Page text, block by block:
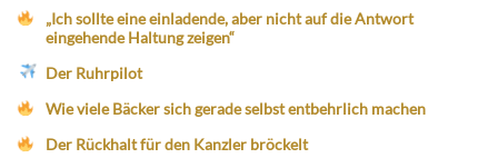
„Ich sollte eine einladende, aber nicht auf die Antwort
eingehende Haltung zeigen“
Der Ruhrpilot
Wie viele Bäcker sich gerade selbst entbehrlich machen
Der Rückhalt für den Kanzler bröckelt